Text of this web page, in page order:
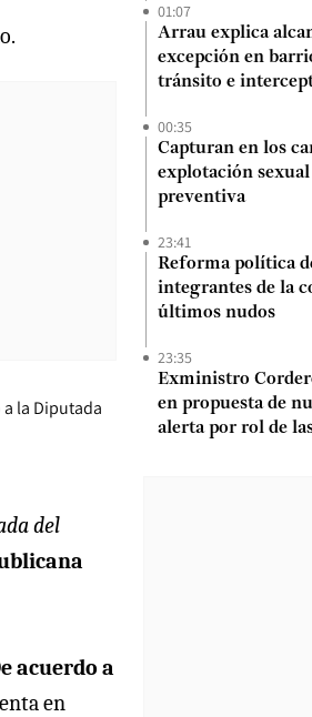
la Diputada
del
acuerdo a
en
01:07
Arrau explica
excepción en
tránsito e
00:35
Capturan en los
explotación
preventiva
23:41
Reforma política
integrantes de la
últimos nudos
23:35
Exministro
en propuesta de
alerta por rol de